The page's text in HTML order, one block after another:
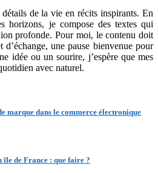
de la vie en récits inspirants. En
horizons, je compose des textes qui
profonde. Pour moi, le contenu doit
d’échange, une pause bienvenue pour
idée ou un sourire, j’espère que mes
avec naturel.
marque dans le commerce électronique
île de France : que faire ?